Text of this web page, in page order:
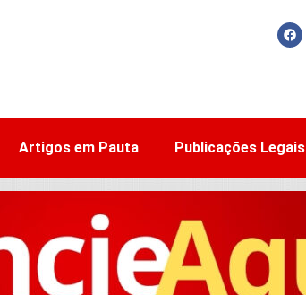
Artigos em Pauta Publicações Legais